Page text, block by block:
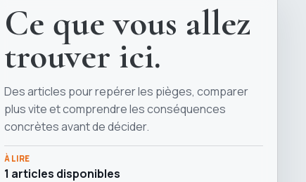
Ce que vous allez
trouver ici.
Des articles pour repérer les pièges, comparer
plus vite et comprendre les conséquences
concrètes avant de décider.
À LIRE
1 articles disponibles